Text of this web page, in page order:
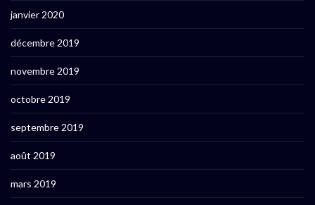
janvier 2020
décembre 2019
novembre 2019
octobre 2019
septembre 2019
août 2019
mars 2019